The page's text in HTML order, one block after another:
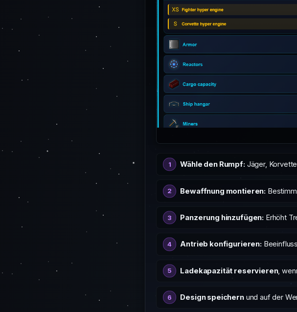
Wähle den Rumpf: Jäger,
Bewaffnung montieren:
Panzerung hinzufügen: Erhöht
Antrieb konfigurieren:
Ladekapazität reservieren,
Design speichernund auf der